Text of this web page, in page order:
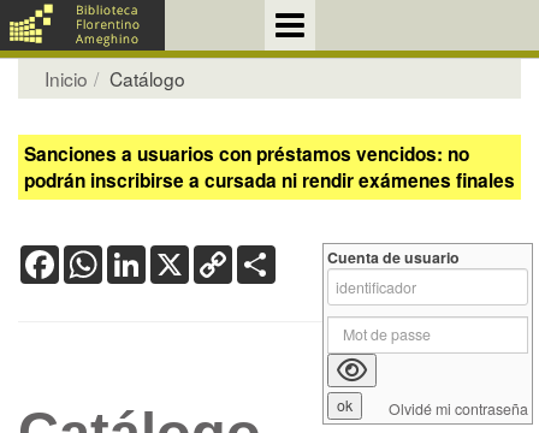
Inicio Catálogo
Sanciones a usuarios con préstamos vencidos: no
podrán inscribirse a cursada ni rendir exámenes finales
FacebookWhatsApp
LinkedIn
X Copy
Link
Cuenta de usuario
Olvidé mi contraseña